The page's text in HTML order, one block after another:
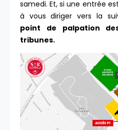
samedi. Et, si une entrée
à vous diriger vers la
point de palpation
tribunes.